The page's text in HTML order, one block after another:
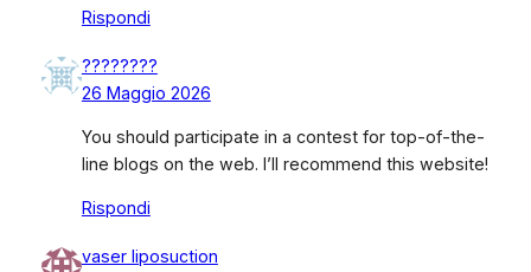
Rispondi
????????
26 Maggio 2026
You should participate in a contest for top-of-the-
line blogs on the web. I’ll recommend this website!
Rispondi
vaser liposuction